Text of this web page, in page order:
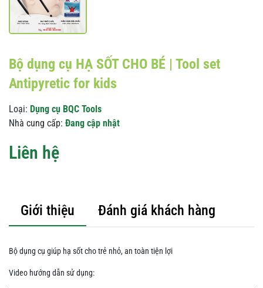
Bộ dụng cụ HẠ SỐT CHO BÉ | Tool set
Antipyretic for kids
Loại: Dụng cụ BQC Tools
Nhà cung cấp: Đang cập nhật
Liên hệ
Giới thiệu Đánh giá khách hàng
Bộ dụng cụ giúp hạ sốt cho trẻ nhỏ, an toàn tiện lợi
Video hướng dẫn sử dụng: